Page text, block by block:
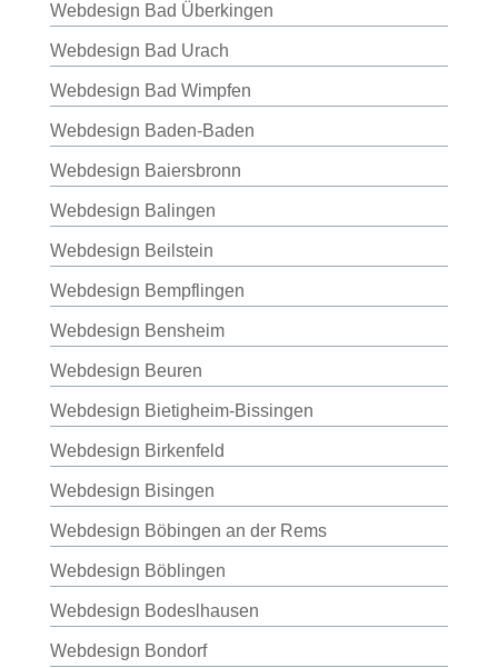
Webdesign Bad Überkingen
Webdesign Bad Urach
Webdesign Bad Wimpfen
Webdesign Baden-Baden
Webdesign Baiersbronn
Webdesign Balingen
Webdesign Beilstein
Webdesign Bempflingen
Webdesign Bensheim
Webdesign Beuren
Webdesign Bietigheim-Bissingen
Webdesign Birkenfeld
Webdesign Bisingen
Webdesign Böbingen an der Rems
Webdesign Böblingen
Webdesign Bodeslhausen
Webdesign Bondorf